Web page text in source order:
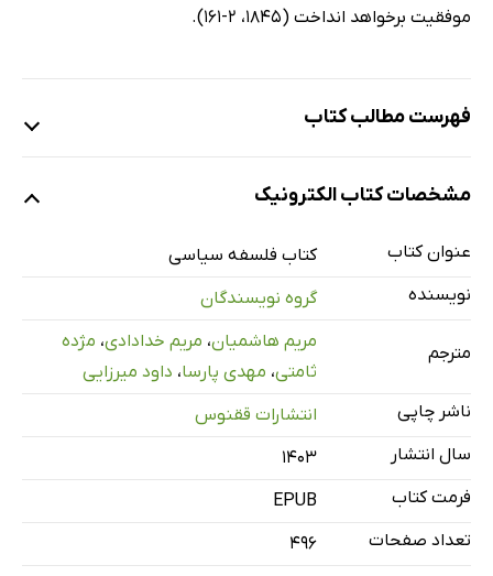
موفقیت برخواهد انداخت (1845، 2-161).
فهرست مطالب کتاب
1. شهروند نیک: تلقى‌هاى تاریخى
4. اَشکال مدرن آموزش مدنى
یادداشت‌ها
کتابنامه
مسئله دست‌هاى آلوده: س. آ. ج. کودى
مشخصات کتاب الکترونیک
عنوان کتاب
کتاب فلسفه سیاسی
نویسنده
گروه نویسندگان
مترجم
مریم هاشمیان، مریم خدادادی، مژده
ثامتی، مهدی پارسا، داود میرزایی
ناشر چاپی
انتشارات ققنوس
سال انتشار
۱۴۰۳
فرمت کتاب
EPUB
تعداد صفحات
496